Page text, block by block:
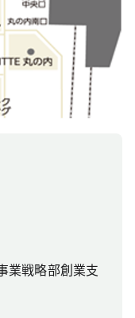
業戦略部創業支